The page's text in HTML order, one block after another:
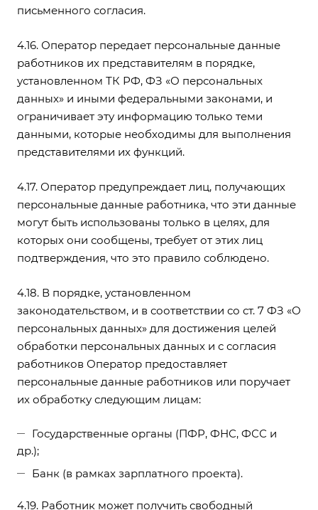
письменного согласия.
4.16. Оператор передает персональные данные
работников их представителям в порядке,
установленном ТК РФ, ФЗ «О персональных
данных» и иными федеральными законами, и
ограничивает эту информацию только теми
данными, которые необходимы для выполнения
представителями их функций.
4.17. Оператор предупреждает лиц, получающих
персональные данные работника, что эти данные
могут быть использованы только в целях, для
которых они сообщены, требует от этих лиц
подтверждения, что это правило соблюдено.
4.18. В порядке, установленном
законодательством, и в соответствии со ст. 7 ФЗ «О
персональных данных» для достижения целей
обработки персональных данных и с согласия
работников Оператор предоставляет
персональные данные работников или поручает
их обработку следующим лицам:
Государственные органы (ПФР, ФНС, ФСС и
др.);
Банк (в рамках зарплатного проекта).
4.19. Работник может получить свободный